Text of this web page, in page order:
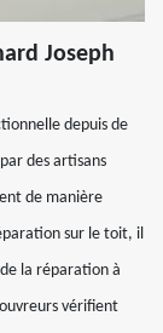
Joseph
depuis de
des artisans
de manière
sur le toit, il
la réparation à
vérifient